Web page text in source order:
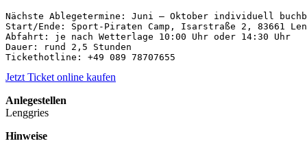
Nächste Ablegetermine: Juni – Oktober individuell
Start/Ende: Sport-Piraten Camp, Isarstraße 2, 83661
Abfahrt: je nach Wetterlage 10:00 Uhr oder 14:30 Uhr
Dauer: rund 2,5 Stunden
Tickethotline: +49 089 78707655
Jetzt Ticket online kaufen
Anlegestellen
Lenggries
Hinweise